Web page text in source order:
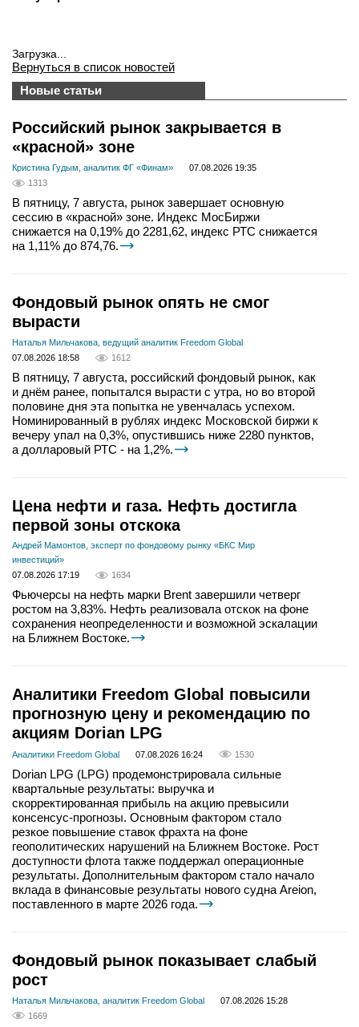
Загрузка...
Вернуться в список новостей
Новые статьи
Российский рынок закрывается в
«красной» зоне
Кристина Гудым, аналитик ФГ «Финам»
07.08.2026 19:35
1313
В пятницу, 7 августа, рынок завершает основную
сессию в «красной» зоне. Индекс МосБиржи
снижается на 0,19% до 2281,62, индекс РТС снижается
на 1,11% до 874,76.
Фондовый рынок опять не смог
вырасти
Наталья Мильчакова, ведущий аналитик Freedom Global
07.08.2026 18:58
1612
В пятницу, 7 августа, российский фондовый рынок, как
и днём ранее, попытался вырасти с утра, но во второй
половине дня эта попытка не увенчалась успехом.
Номинированный в рублях индекс Московской биржи к
вечеру упал на 0,3%, опустившись ниже 2280 пунктов,
а долларовый РТС - на 1,2%.
Цена нефти и газа. Нефть достигла
первой зоны отскока
Андрей Мамонтов, эксперт по фондовому рынку «БКС Мир
инвестиций»
07.08.2026 17:19
1634
Фьючерсы на нефть марки Brent завершили четверг
ростом на 3,83%. Нефть реализовала отскок на фоне
сохранения неопределенности и возможной эскалации
на Ближнем Востоке.
Аналитики Freedom Global повысили
прогнозную цену и рекомендацию по
акциям Dorian LPG
Аналитики Freedom Global 07.08.2026 16:24 1530
Dorian LPG (LPG) продемонстрировала сильные
квартальные результаты: выручка и
скорректированная прибыль на акцию превысили
консенсус-прогнозы. Основным фактором стало
резкое повышение ставок фрахта на фоне
геополитических нарушений на Ближнем Востоке. Рост
доступности флота также поддержал операционные
результаты. Дополнительным фактором стало начало
вклада в финансовые результаты нового судна Areion,
поставленного в марте 2026 года.
Фондовый рынок показывает слабый
рост
Наталья Мильчакова, аналитик Freedom Global
07.08.2026 15:28
1669